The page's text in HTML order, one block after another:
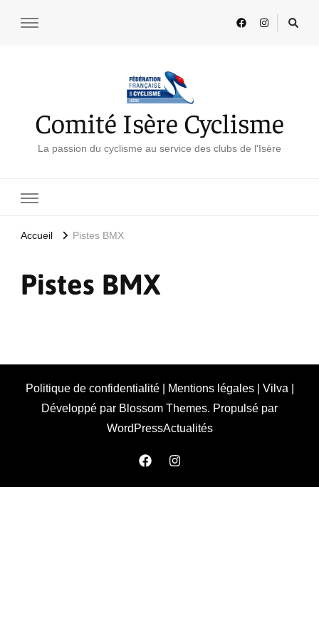
Comité Isère Cyclisme
La passion du cyclisme au service des clubs de l'Isère
Accueil Pistes BMX
Pistes BMX
Politique de confidentialité| Mentions légales| Vilva |
Développé par Blossom Themes. Propulsé par
WordPressActualités